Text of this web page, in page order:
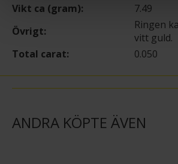
Vikt ca (gram)
7.49
Övrigt
Ringen
vitt guld.
Total carat
0.050
ANDRA KÖPTE ÄVEN